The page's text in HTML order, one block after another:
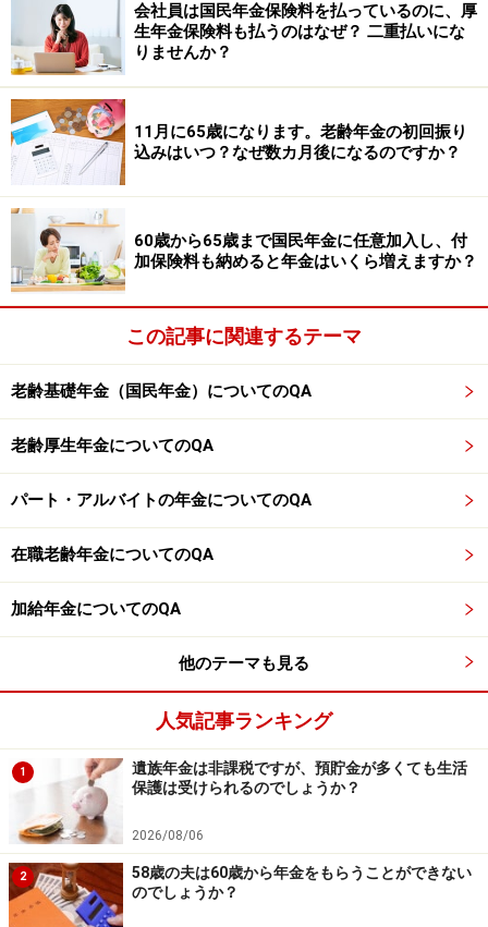
【関連記事をチェック！】
定期代の支給がなくなりました。将来もらえる年金額は
下がりますか？
※記事内容は執筆時点のものです。最新の内容をご確認くださ
い。
本記事の内容は一般的な情報提供を目的としており、特定の金融
商品や投資行動を推奨するものではありません。
行ってください。
掲載情報の正確性・完全性については十分に配慮しております
が、その内容を保証するものではなく、これに基づく損失・損害
などについて当社は一切の責任を負いません。
最新の情報や詳細については、必ず各金融機関やサービス提供者
・「家計」について、アンケート（2026/8/31まで）
を実施
中です！
※抽選で20名にAmazonギフト券1000円分プレゼント
会社員は国民年金保険料を払っているのに、厚
生年金保険料も払うのはなぜ？ 二重払いにな
りませんか？
11月に65歳になります。老齢年金の初回振り
込みはいつ？なぜ数カ月後になるのですか？
60歳から65歳まで国民年金に任意加入し、付
加保険料も納めると年金はいくら増えますか？
この記事に関連するテーマ
老齢基礎年金（国民年金）についてのQA
老齢厚生年金についてのQA
パート・アルバイトの年金についてのQA
在職老齢年金についてのQA
加給年金についてのQA
他のテーマも見る
人気記事ランキング
1
遺族年金は非課税ですが、預貯金が多くても生活
保護は受けられるのでしょうか？
2026/08/06
2
58歳の夫は60歳から年金をもらうことができない
のでしょうか？